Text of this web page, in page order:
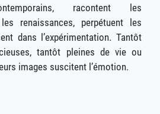
racontent les
renaissances, perpétuent les
dans l’expérimentation. Tantôt
tantôt pleines de vie ou
images suscitent l’émotion.